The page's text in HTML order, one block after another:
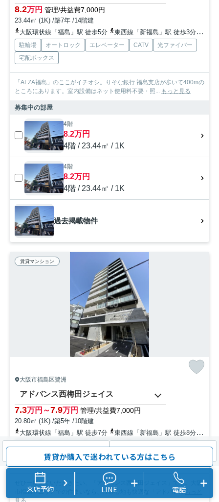
8.2万円 管理/共益費7,000円
23.44㎡ (1K) /築7年 /14階建
大阪環状線「福島」駅 徒歩5分
東西線「新福島」駅 徒歩3分
駐輪場 オートロック エレベーター CATV
光ファイバー
宅配ボックス
「ALZA福島」のここがイチオシ。りそな銀行 福島支店が歩いて400mの
ところにあります。室内設備はネット使用料不要・照... もっと見る
募集中の部屋
4階
8.2万円
4階 / 23.44㎡ / 1K
4階
8.2万円
4階 / 23.44㎡ / 1K
過去掲載物件
賃貸マンション
大阪市福島区鷺洲
アドバンス西梅田ジェイス
7.3万円～7.9万円 管理/共益費7,000円
20.80㎡ (1K) /築5年 /10階建
大阪環状線「福島」駅 徒歩7分
東西線「新福島」駅 徒歩8分
駐輪場 オートロック エレベーター CATV
光ファイバー
宅配ボックス
ぜひ一度見ていただきたい、「アドバンス西梅田ジェイス」です。大阪
市福島区エリアでの住まいなら、住み心地も快適な「アドバン...もっと
検索条件を変更 まとめてお問い合わせ
賃貸か購入で迷われている方はこちら
来店予約 LINE 電話